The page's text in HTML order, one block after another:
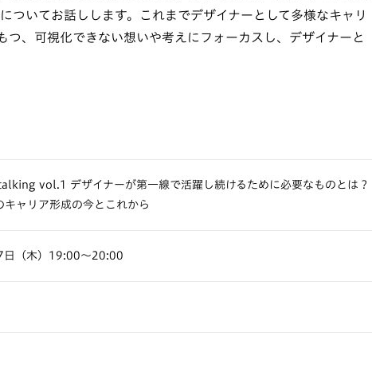
ついてお話しします。これまでデザイナーとして多様なキャリ
つ、可視化できない想いや考えにフォーカスし、デザイナーと
vol.1 デザイナーが第一線で活躍し続けるために必要なものとは？
キャリア形成の今とこれから
日（木）19:00〜20:00